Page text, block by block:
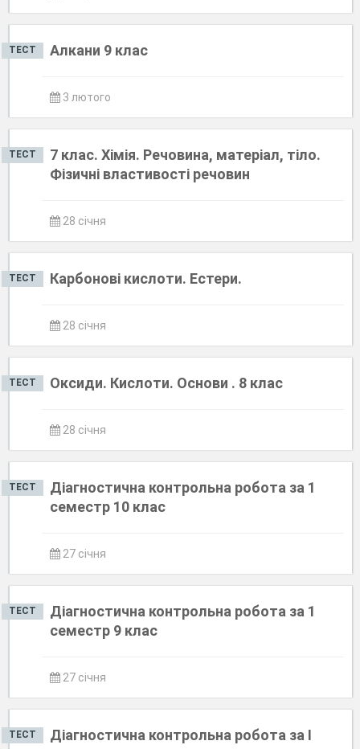
ТЕСТ Алкани 9 клас
3 лютого
ТЕСТ
7 клас. Хімія. Речовина, матеріал, тіло.
Фізичні властивості речовин
28 січня
ТЕСТ Карбонові кислоти. Естери.
28 січня
ТЕСТ Оксиди. Кислоти. Основи . 8 клас
28 січня
ТЕСТ
Діагностична контрольна робота за 1
семестр 10 клас
27 січня
ТЕСТ
Діагностична контрольна робота за 1
семестр 9 клас
27 січня
ТЕСТ
Діагностична контрольна робота за І